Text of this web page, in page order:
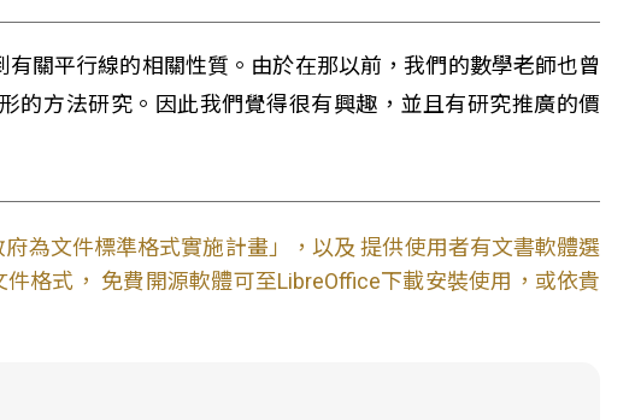
關平行線的相關性質。由於在那以前，我們的數學老師也曾
的方法研究。因此我們覺得很有興趣，並且有研究推廣的價
府為文件標準格式實施計畫」，以及 提供使用者有文書軟體選
格式， 免費開源軟體可至LibreOffice下載安裝使用，或依貴